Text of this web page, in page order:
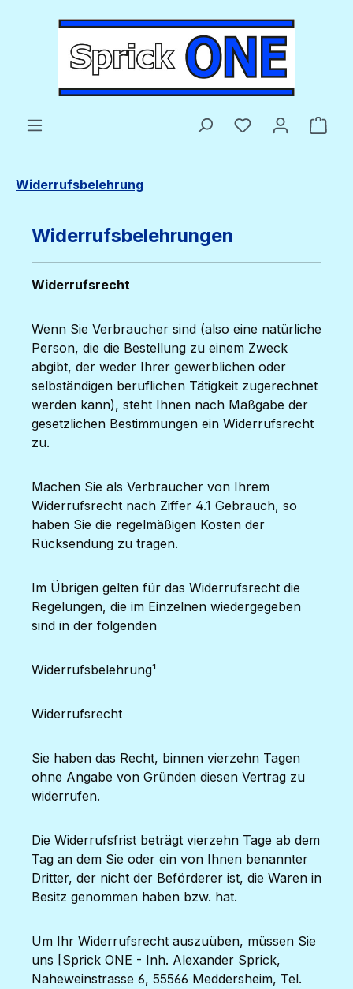
Zum Hauptinhalt springen
Du hast 0
Widerrufsbelehrung
Widerrufsbelehrungen
Widerrufsrecht
Wenn Sie Verbraucher sind (also eine natürliche
Person, die die Bestellung zu einem Zweck
abgibt, der weder Ihrer gewerblichen oder
selbständigen beruflichen Tätigkeit zugerechnet
werden kann), steht Ihnen nach Maßgabe der
gesetzlichen Bestimmungen ein Widerrufsrecht
zu.
Machen Sie als Verbraucher von Ihrem
Widerrufsrecht nach Ziffer 4.1 Gebrauch, so
haben Sie die regelmäßigen Kosten der
Rücksendung zu tragen.
Im Übrigen gelten für das Widerrufsrecht die
Regelungen, die im Einzelnen wiedergegeben
sind in der folgenden
Widerrufsbelehrung¹
Widerrufsrecht
Sie haben das Recht, binnen vierzehn Tagen
ohne Angabe von Gründen diesen Vertrag zu
widerrufen.
Die Widerrufsfrist beträgt vierzehn Tage ab dem
Tag an dem Sie oder ein von Ihnen benannter
Dritter, der nicht der Beförderer ist, die Waren in
Besitz genommen haben bzw. hat.
Um Ihr Widerrufsrecht auszuüben, müssen Sie
uns [Sprick ONE - Inh. Alexander Sprick,
Naheweinstrasse 6, 55566 Meddersheim, Tel.